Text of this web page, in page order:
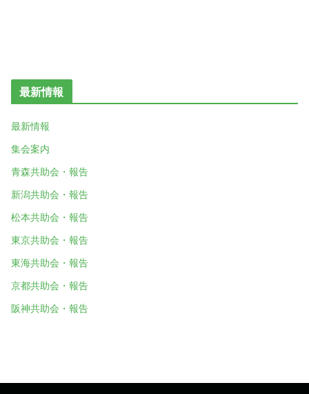
最新情報
最新情報
集会案内
青森共助会・報告
新潟共助会・報告
松本共助会・報告
東京共助会・報告
東海共助会・報告
京都共助会・報告
阪神共助会・報告